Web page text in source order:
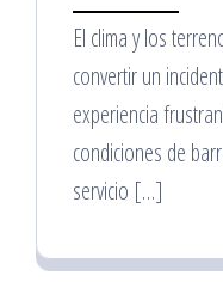
El clima y los
convertir un
experiencia
condiciones de
servicio […]